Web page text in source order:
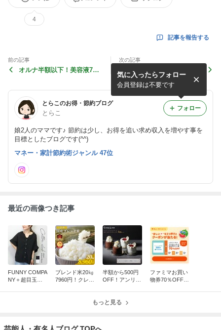
4
記事を報告する
前の記事
オルナ半額以下！美容液7
次の記事
つぶらなカボス、チャーシュ
ー、鰻半額！大分50％OFF
クーポン！
とらこのお得・節約ブログ
とらこ
娘2人のママです♪ 節約は少し、お得を追い求め収入を増やす事を
目標としたブログです(^^)
気に入ったらフォロー
会員登録は不要です
フォロー
マネー・家計節約術ジャンル 47位
最近の画像つき記事
FUNNY COMPA
NY＋超目玉セ
ブレンド米20㎏
7960円！クレー
半額から500円
OFF！アンリシ
トーマスアイス
ファミマお買い
物券70％OFFク
もっと見る